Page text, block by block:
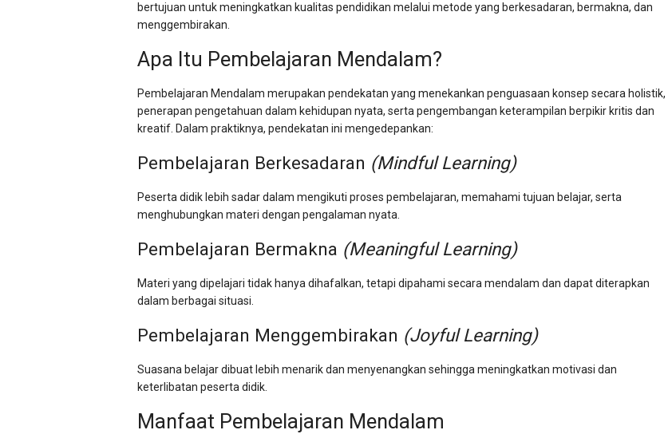
bertujuan untuk meningkatkan kualitas pendidikan melalui metode yang berkesadaran, bermakna, dan
menggembirakan.
Apa Itu Pembelajaran Mendalam?
Pembelajaran Mendalam merupakan pendekatan yang menekankan penguasaan konsep secara holistik,
penerapan pengetahuan dalam kehidupan nyata, serta pengembangan keterampilan berpikir kritis dan
kreatif. Dalam praktiknya, pendekatan ini mengedepankan:
Pembelajaran Berkesadaran (Mindful Learning)
Peserta didik lebih sadar dalam mengikuti proses pembelajaran, memahami tujuan belajar, serta
menghubungkan materi dengan pengalaman nyata.
Pembelajaran Bermakna (Meaningful Learning)
Materi yang dipelajari tidak hanya dihafalkan, tetapi dipahami secara mendalam dan dapat diterapkan
dalam berbagai situasi.
Pembelajaran Menggembirakan (Joyful Learning)
Suasana belajar dibuat lebih menarik dan menyenangkan sehingga meningkatkan motivasi dan
keterlibatan peserta didik.
Manfaat Pembelajaran Mendalam